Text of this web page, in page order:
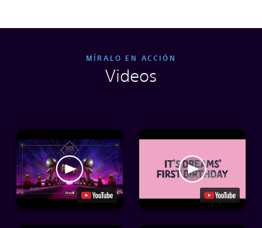
MÍRALO EN ACCIÓN
Videos